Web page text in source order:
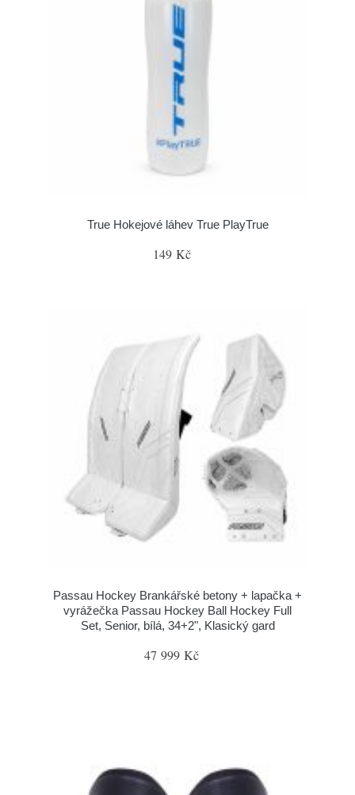
True Hokejové láhev True PlayTrue
149 Kč
Passau Hockey Brankářské betony + lapačka +
vyrážečka Passau Hockey Ball Hockey Full
Set, Senior, bílá, 34+2", Klasický gard
47 999 Kč